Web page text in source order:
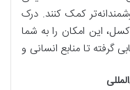
کمک کنند. درک
این امکان را به شما
گرفته تا منابع انسانی و